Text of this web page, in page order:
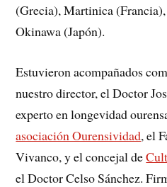
(Grecia), Martinica
Okinawa (Japón).
Estuvieron acompañados
nuestro director, el Doctor
experto en longevidad
asociación Ourensividad, el
Vivanco, y el concejal de
el Doctor Celso Sánchez.